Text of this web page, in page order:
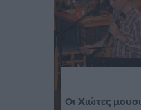
Οι Χιώτες